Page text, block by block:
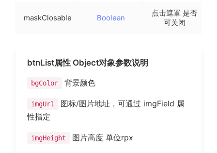
maskClosable Boolean
点击遮罩 是否
可关闭
btnList属性 Object对象参数说明
bgColor 背景颜色
imgUrl
图标/图片地址，可通过 imgField 属
性指定
imgHeight 图片高度 单位rpx